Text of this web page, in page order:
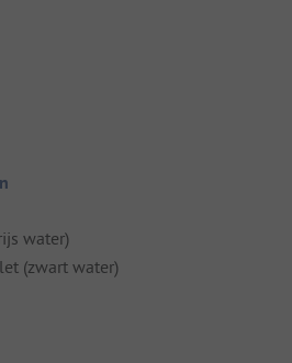
water)
(zwart water)